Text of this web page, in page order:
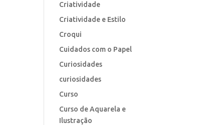
Criatividade
Criatividade e Estilo
Croqui
Cuidados com o Papel
Curiosidades
curiosidades
Curso
Curso de Aquarela e
Ilustração